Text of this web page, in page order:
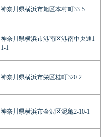
神奈川県横浜市旭区本村町33-5
神奈川県横浜市港南区港南中央通1
1-1
神奈川県横浜市栄区桂町320-2
神奈川県横浜市金沢区泥亀2-10-1